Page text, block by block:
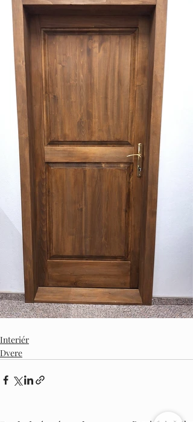
Interiér
Dvere